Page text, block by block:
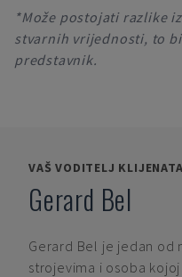
*Može postojati razlike
stvarnih vrijednosti, to
predstavnik.
VAŠ VODITELJ
Gerard Bel
Gerard Bel je jedan od
strojevima i osoba